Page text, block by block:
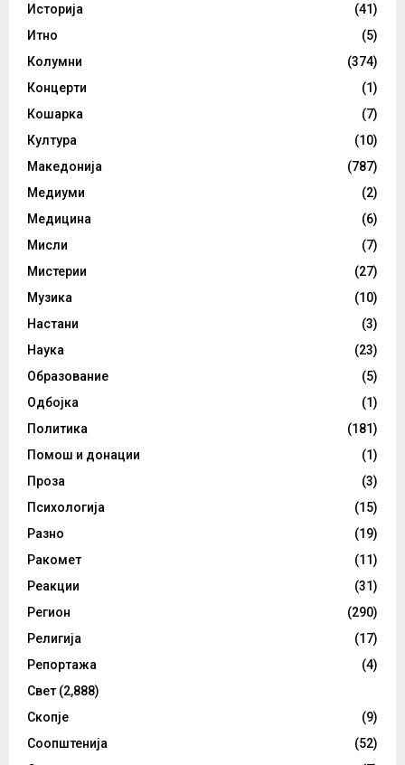
Историја
(41)
Итно
(5)
Колумни
(374)
Концерти
(1)
Кошарка
(7)
Култура
(10)
Македонија
(787)
Медиуми
(2)
Медицина
(6)
Мисли
(7)
Мистерии
(27)
Музика
(10)
Настани
(3)
Наука
(23)
Образование
(5)
Одбојка
(1)
Политика
(181)
Помош и донации
(1)
Проза
(3)
Психологија
(15)
Разно
(19)
Ракомет
(11)
Реакции
(31)
Регион
(290)
Религија
(17)
Репортажа
(4)
Свет (2,888)
Скопје
(9)
Соопштенија
(52)